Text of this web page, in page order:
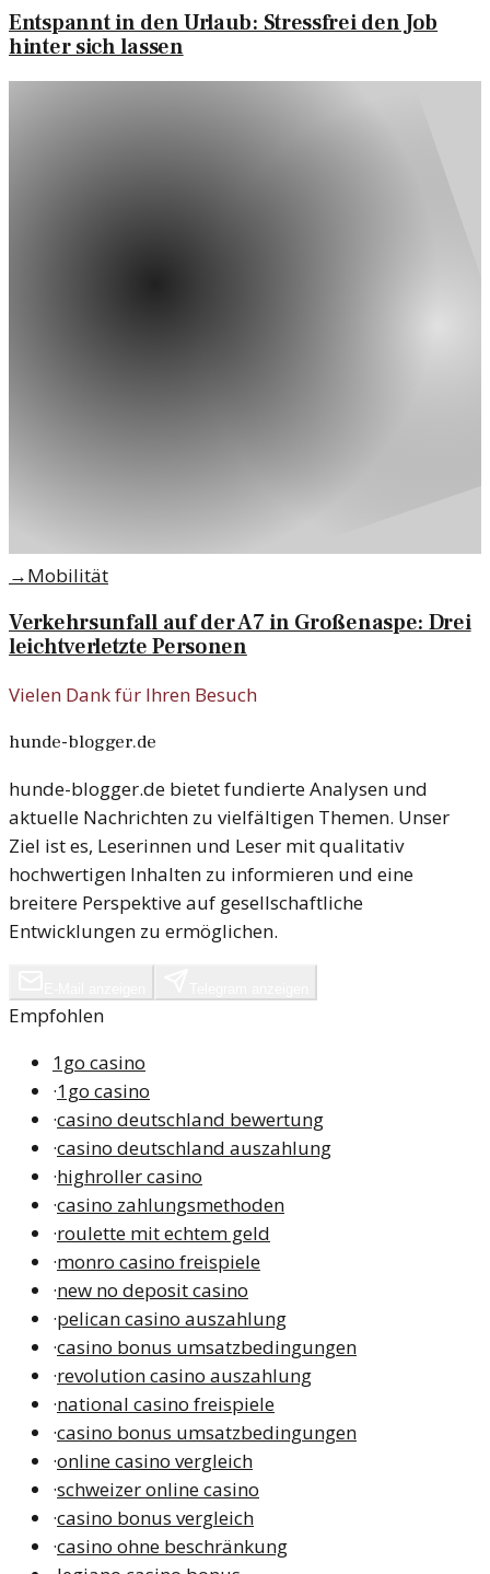
Entspannt in den Urlaub: Stressfrei den Job
hinter sich lassen
→Mobilität
Verkehrsunfall auf der A7 in Großenaspe: Drei
leichtverletzte Personen
Vielen Dank für Ihren Besuch
hunde-blogger.de
hunde-blogger.de bietet fundierte Analysen und
aktuelle Nachrichten zu vielfältigen Themen. Unser
Ziel ist es, Leserinnen und Leser mit qualitativ
hochwertigen Inhalten zu informieren und eine
breitere Perspektive auf gesellschaftliche
Entwicklungen zu ermöglichen.
Empfohlen
1go casino
·1go casino
·casino deutschland bewertung
·casino deutschland auszahlung
·highroller casino
·casino zahlungsmethoden
·roulette mit echtem geld
·monro casino freispiele
·new no deposit casino
·pelican casino auszahlung
·casino bonus umsatzbedingungen
·revolution casino auszahlung
·national casino freispiele
·casino bonus umsatzbedingungen
·online casino vergleich
·schweizer online casino
·casino bonus vergleich
·casino ohne beschränkung